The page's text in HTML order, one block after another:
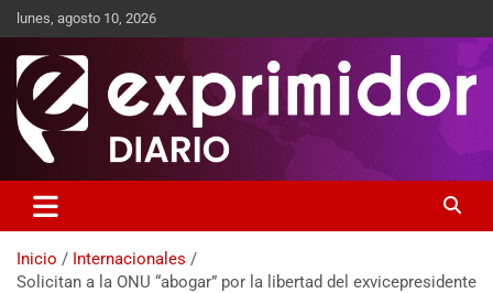
lunes, agosto 10, 2026
Exprimidor media
Inicio
Internacionales
Solicitan a la ONU “abogar” por la libertad del exvicepresidente